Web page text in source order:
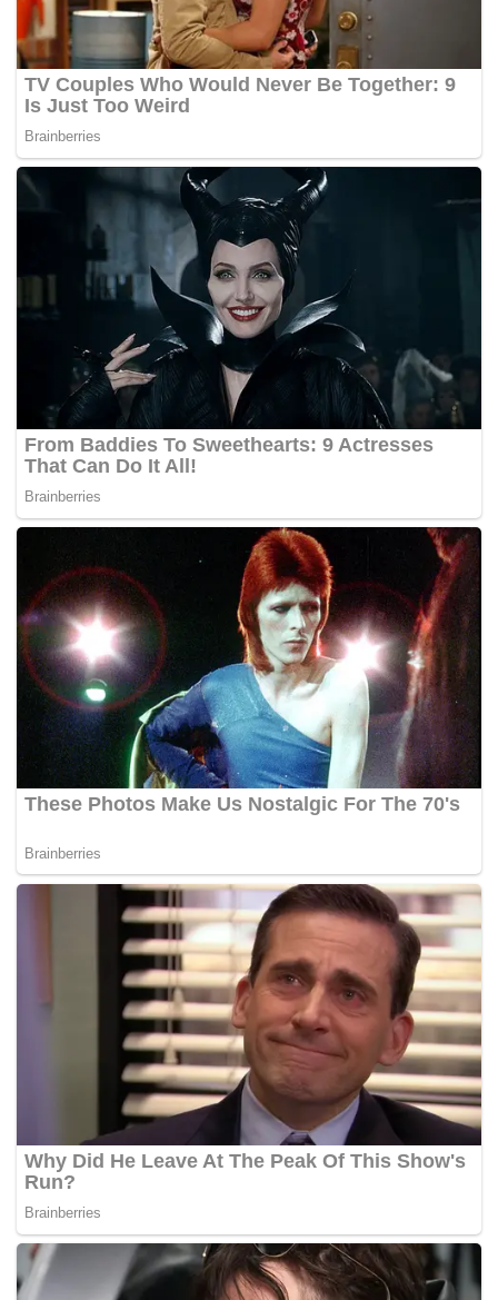
Kesemua pemenang Projek Khas 3C kategori sekolah
rendah dan sekolah menengah itu membawa pulang satu
set peralatan sukan bernilai RM1,000.
Sementara itu, Sarawak memenangi Anugerah Pegawai
Pendidikan Negeri sebagai mengiktiraf usaha negeri itu
mempromosikan Anugerah 3K. – BERNAMA
swasta